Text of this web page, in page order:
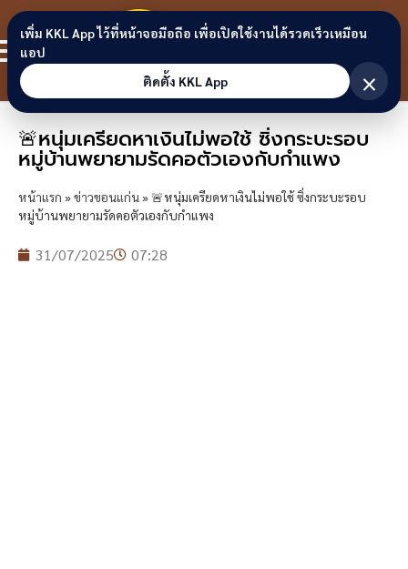
Skip to content
ขอนแก่น
ลิงก์
🚨หนุ่มเครียดหาเงินไม่พอใช้ ซิ่งกระบะรอบ
หมู่บ้านพยายามรัดคอตัวเองกับกำแพง
หน้าแรก »ข่าวขอนแก่น»🚨หนุ่มเครียดหาเงินไม่พอใช้ ซิ่งกระบะรอบ
หมู่บ้านพยายามรัดคอตัวเองกับกำแพง
31/07/2025 07:28
เพิ่ม KKL App ไว้ที่หน้าจอมือถือ เพื่อเปิดใช้งานได้รวดเร็วเหมือน
แอป
ติดตั้ง KKL App
×